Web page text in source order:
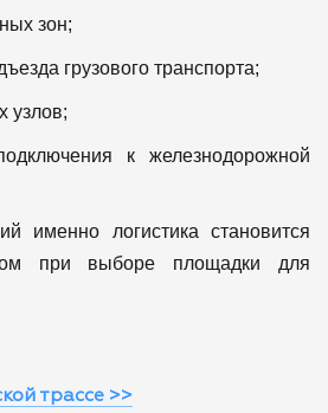
зон;
грузового транспорта;
узлов;
к железнодорожной
именно логистика становится
при выборе площадки для
трассе >>